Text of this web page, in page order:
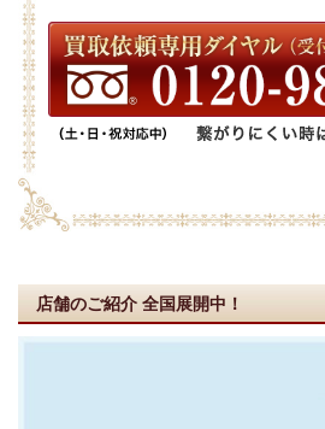
店舗のご紹介 全国展開中！